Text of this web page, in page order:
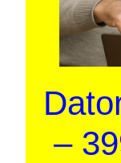
–